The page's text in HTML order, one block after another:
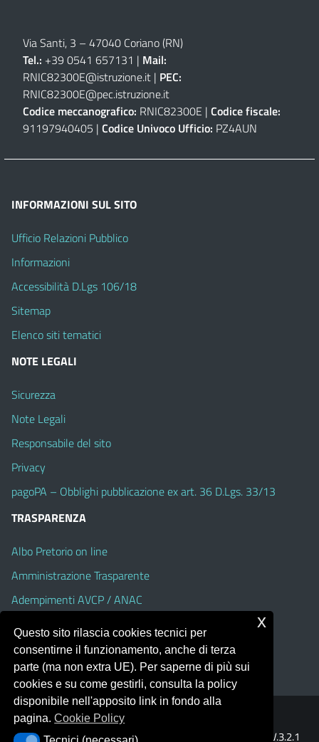
Via Santi, 3 – 47040 Coriano (RN)
Tel.: +39 0541 657131 | Mail:
RNIC82300E@istruzione.it | PEC:
RNIC82300E@pec.istruzione.it
Codice meccanografico: RNIC82300E | Codice fiscale:
91197940405 | Codice Univoco Ufficio: PZ4AUN
INFORMAZIONI SUL SITO
Ufficio Relazioni Pubblico
Informazioni
Accessibilità D.Lgs 106/18
Sitemap
Elenco siti tematici
NOTE LEGALI
Sicurezza
Note Legali
Responsabile del sito
Privacy
pagoPA – Obblighi pubblicazione ex art. 36 D.Lgs. 33/13
TRASPARENZA
Albo Pretorio on line
Amministrazione Trasparente
Adempimenti AVCP / ANAC
Dichiarazione di accessibilità
Portale realizzato con la piattaforma
Template Italia configurato sul tema accessibile
V.3.2.1
Questo sito rilascia cookies tecnici per
consentirne il funzionamento, anche di terza
parte (ma non extra UE). Per saperne di più sui
cookies e su come gestirli, consulta la policy
disponibile nell'apposito link in fondo alla
pagina.Cookie Policy
x